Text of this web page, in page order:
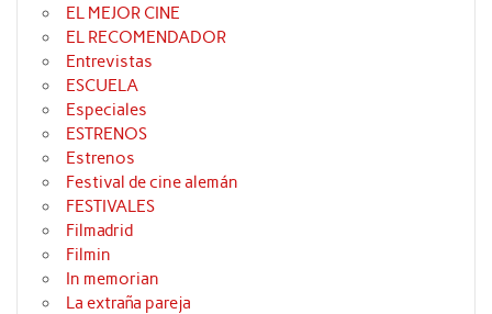
EL MEJOR CINE
EL RECOMENDADOR
Entrevistas
ESCUELA
Especiales
ESTRENOS
Estrenos
Festival de cine alemán
FESTIVALES
Filmadrid
Filmin
In memorian
La extraña pareja